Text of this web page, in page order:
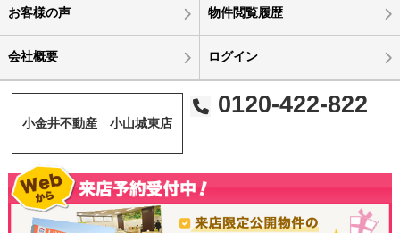
お客様の声 物件閲覧履歴
会社概要 ログイン
小金井不動産 小山城東店
0120-422-822